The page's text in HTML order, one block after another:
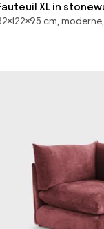
XL in
Chiquito
cm,